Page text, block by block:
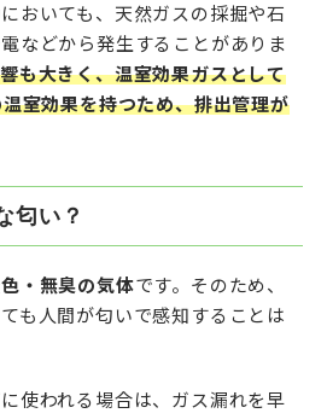
おいても、天然ガスの採掘や石
などから発生することがありま
も大きく、温室効果ガスとして
室効果を持つため、排出管理が
匂い？
・無臭の気体です。そのため、
も人間が匂いで感知することは
使われる場合は、ガス漏れを早